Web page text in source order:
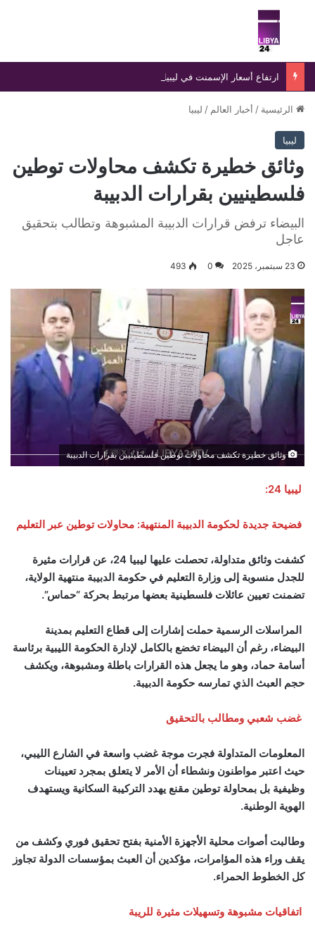
بحث عن
ارتفاع أسعار الإسمنت في ليبيا يضغط على قطاع البناء
الرئيسية / أخبار العالم / ليبيا
ليبيا
وثائق خطيرة تكشف محاولات توطين
فلسطينيين بقرارات الدبيبة
البيضاء ترفض قرارات الدبيبة المشبوهة وتطالب بتحقيق
عاجل
23 سبتمبر، 2025 0
493
وثائق خطيرة تكشف محاولات توطين فلسطينيين بقرارات الدبيبة
ليبيا 24:
فضيحة جديدة لحكومة الدبيبة المنتهية: محاولات توطين عبر التعليم
كشفت وثائق متداولة، تحصلت عليها ليبيا 24، عن قرارات مثيرة
للجدل منسوبة إلى وزارة التعليم في حكومة الدبيبة منتهية الولاية،
تضمنت تعيين عائلات فلسطينية بعضها مرتبط بحركة “حماس”.
المراسلات الرسمية حملت إشارات إلى قطاع التعليم بمدينة
البيضاء، رغم أن البيضاء تخضع بالكامل لإدارة الحكومة الليبية برئاسة
أسامة حماد، وهو ما يجعل هذه القرارات باطلة ومشبوهة، ويكشف
حجم العبث الذي تمارسه حكومة الدبيبة.
غضب شعبي ومطالب بالتحقيق
المعلومات المتداولة فجرت موجة غضب واسعة في الشارع الليبي،
حيث اعتبر مواطنون ونشطاء أن الأمر لا يتعلق بمجرد تعيينات
وظيفية بل بمحاولة توطين مقنع يهدد التركيبة السكانية ويستهدف
الهوية الوطنية.
وطالبت أصوات محلية الأجهزة الأمنية بفتح تحقيق فوري وكشف من
يقف وراء هذه المؤامرات، مؤكدين أن العبث بمؤسسات الدولة تجاوز
كل الخطوط الحمراء.
اتفاقيات مشبوهة وتسهيلات مثيرة للريبة